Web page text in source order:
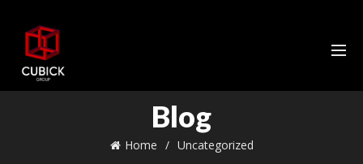
Blog
Home Uncategorized